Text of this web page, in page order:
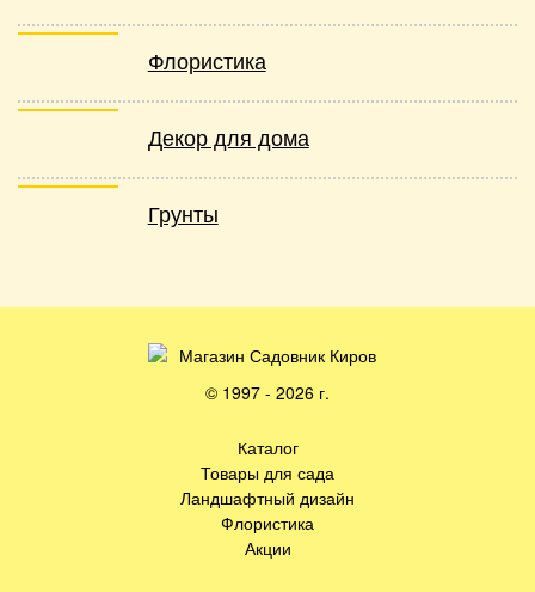
Флористика
Декор для дома
Грунты
© 1997 - 2026 г.
Каталог
Товары для сада
Ландшафтный дизайн
Флористика
Акции